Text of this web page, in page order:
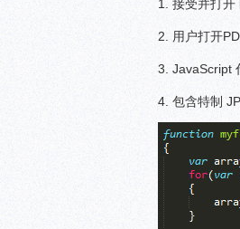
1. 接受并打开
2. 用户打开
3. JavaScript
4. 包含特制